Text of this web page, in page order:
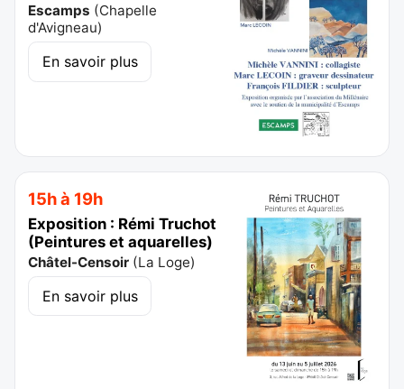
Escamps (Chapelle
d'Avigneau)
En savoir plus
15h à 19h
Exposition : Rémi Truchot
(Peintures et aquarelles)
Châtel-Censoir (La Loge)
En savoir plus